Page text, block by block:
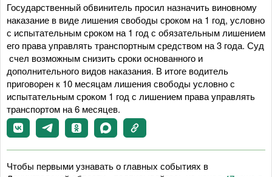
Государственный обвинитель просил назначить виновному
наказание в виде лишения свободы сроком на 1 год, условно
с испытательным сроком на 1 год с обязательным лишением
его права управлять транспортным средством на 3 года. Суд
счел возможным снизить сроки основанного и
дополнительного видов наказания. В итоге водитель
приговорен к 10 месяцам лишения свободы условно с
испытательным сроком 1 год с лишением права управлять
транспортом на 6 месяцев.
Чтобы первыми узнавать о главных событиях в